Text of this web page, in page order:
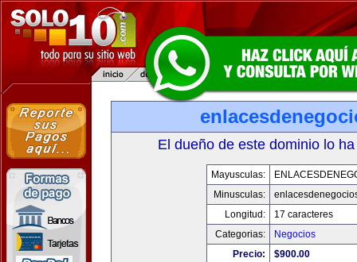
El dueño de este dominio lo
Mayusculas:
Minusculas:
Longitud:
17 caracteres
Categorias:
Negocios
Precio:
$900.00